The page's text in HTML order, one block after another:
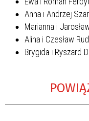
Anna i Andrzej
Marianna i
Alina i Czesław
Brygida i Ryszard